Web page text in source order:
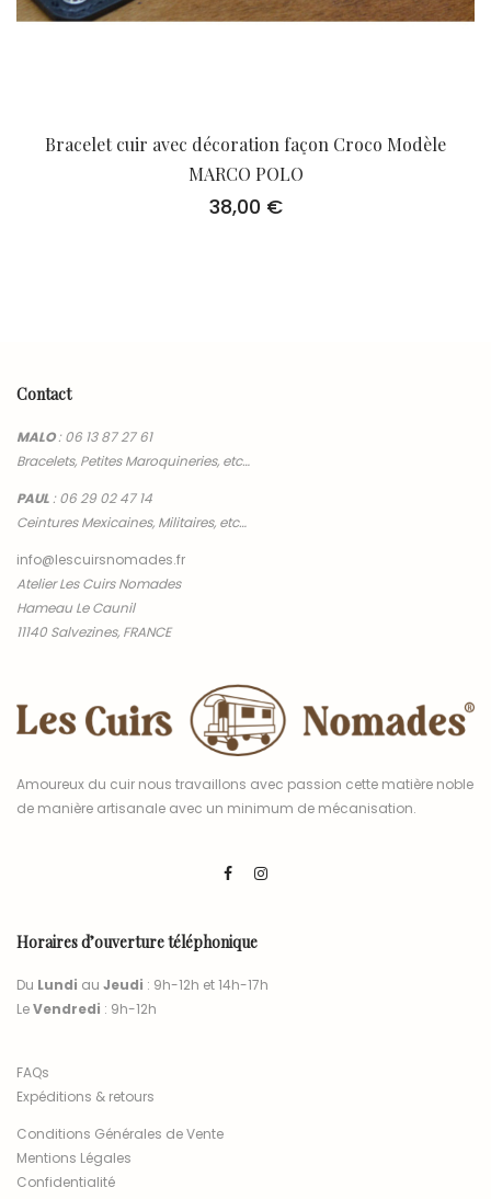
Bracelet cuir avec décoration façon Croco Modèle
MARCO POLO
38,00 €
Contact
MALO:06 13 87 27 61
Bracelets, Petites Maroquineries, etc…
PAUL:06 29 02 47 14
Ceintures Mexicaines, Militaires, etc…
info@lescuirsnomades.fr
Atelier Les Cuirs Nomades
Hameau Le Caunil
11140 Salvezines, FRANCE
Amoureux du cuir nous travaillons avec passion cette matière noble
de manière artisanale avec un minimum de mécanisation.
Horaires d’ouverture téléphonique
Du Lundi au Jeudi : 9h-12h et 14h-17h
LeVendredi : 9h-12h
FAQs
Expéditions & retours
Conditions Générales de Vente
Mentions Légales
Confidentialité